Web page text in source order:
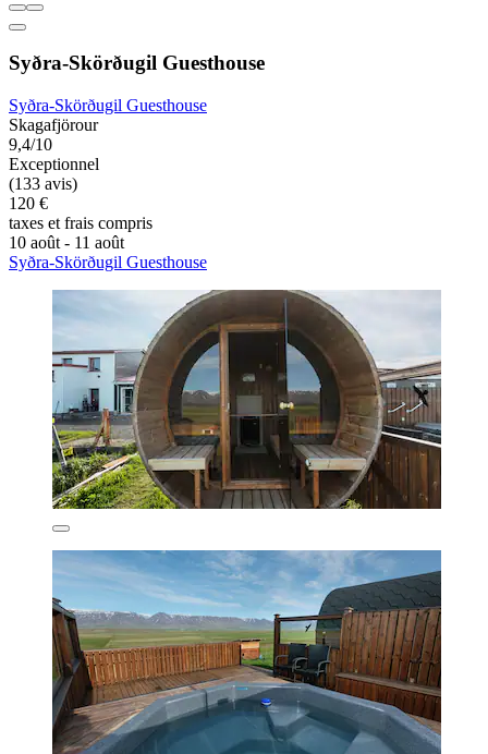
Syðra-Skörðugil Guesthouse
Syðra-Skörðugil Guesthouse
Skagafjörour
9,4/10
Exceptionnel
(133 avis)
120 €
taxes et frais compris
10 août - 11 août
Syðra-Skörðugil Guesthouse